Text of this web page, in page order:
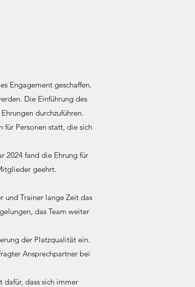
Engagement geschaffen,
Die Einführung des
durchzuführen.
für Personen statt, die sich
2024 fand die Ehrung für
geehrt.
und Trainer lange Zeit das
das Team weiter
der Platzqualität ein.
Ansprechpartner bei
dafür, dass sich immer